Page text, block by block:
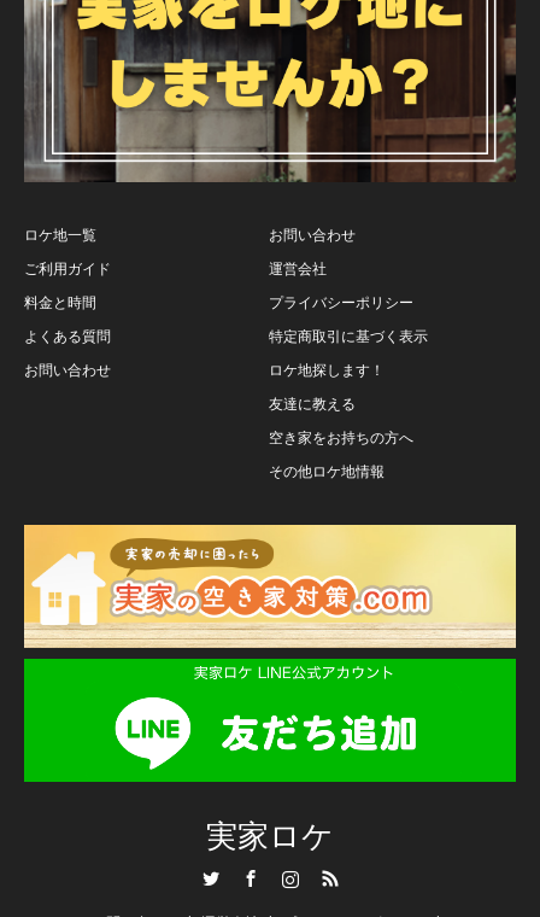
ロケ地一覧
ご利用ガイド
料金と時間
よくある質問
お問い合わせ
お問い合わせ
運営会社
プライバシーポリシー
特定商取引に基づく表示
ロケ地探します！
友達に教える
空き家をお持ちの方へ
その他ロケ地情報
実家ロケ
InstagramRSS